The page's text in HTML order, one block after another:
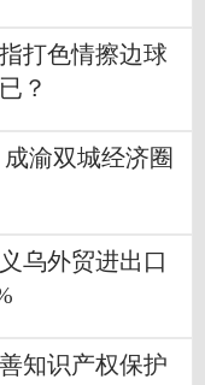
打色情擦边球
？
渝双城经济圈
乌外贸进出口
知识产权保护